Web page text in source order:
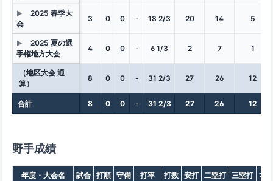
▶
2025 春季大
会
3 0 0 - 18 2/3 20 14 5
▶
2025 夏の選
手権地方大会
4 0 0 - 6 1/3 2 7 1
（地区大会 通
算）
8 0 0 - 31 2/3 27 26 12
合計 8 0 0 - 31 2/3 27 26 12
野手成績
年度・大会名 試合 打順 守備 打率 打数 安打 二塁打 三塁打 本